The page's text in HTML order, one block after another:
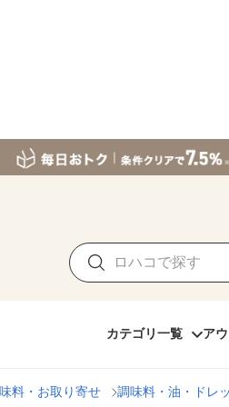
カテゴリ一覧 ア
料・お取り寄せ 調味料・油・ドレ